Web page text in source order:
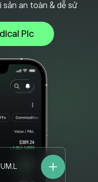
an toàn & dễ sử
Plc